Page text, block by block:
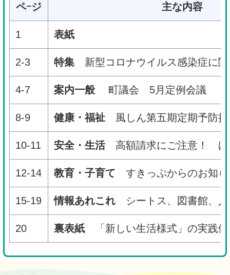
ペｰジ 主な内容
1 表紙
2-3 特集 新型コロナウイルス感染症に
4-7 案内一般 町議会 5月定例会議
8-9 健康・福祉 風しん第五期定期予防
10-11 安全・生活高額請求にご注意！ ほ
12-14 教育・子育て すきっぷからのお知
15-19 情報あれこれ シートス、図書館、
20 裏表紙 「新しい生活様式」の実践例